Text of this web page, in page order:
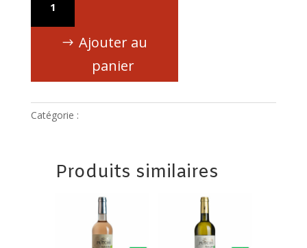
AOP
Languedoc Ajouter au
panier
Catégorie :
Produits similaires